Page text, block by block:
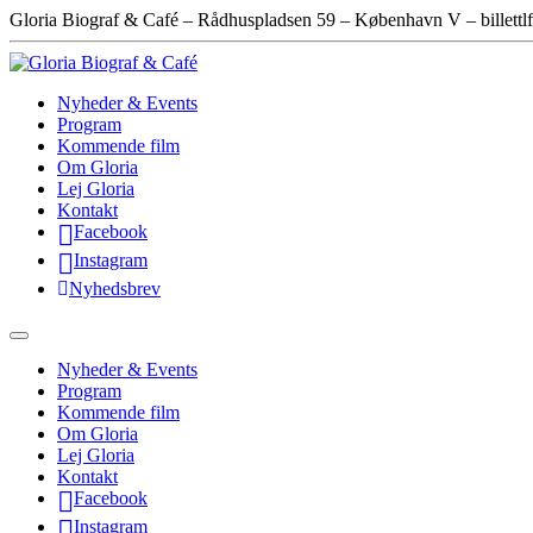
Gloria Biograf & Café – Rådhuspladsen 59 – København V –
Nyheder & Events
Program
Kommende film
Om Gloria
Lej Gloria
Kontakt
Facebook
Instagram
Nyhedsbrev
Nyheder & Events
Program
Kommende film
Om Gloria
Lej Gloria
Kontakt
Facebook
Instagram